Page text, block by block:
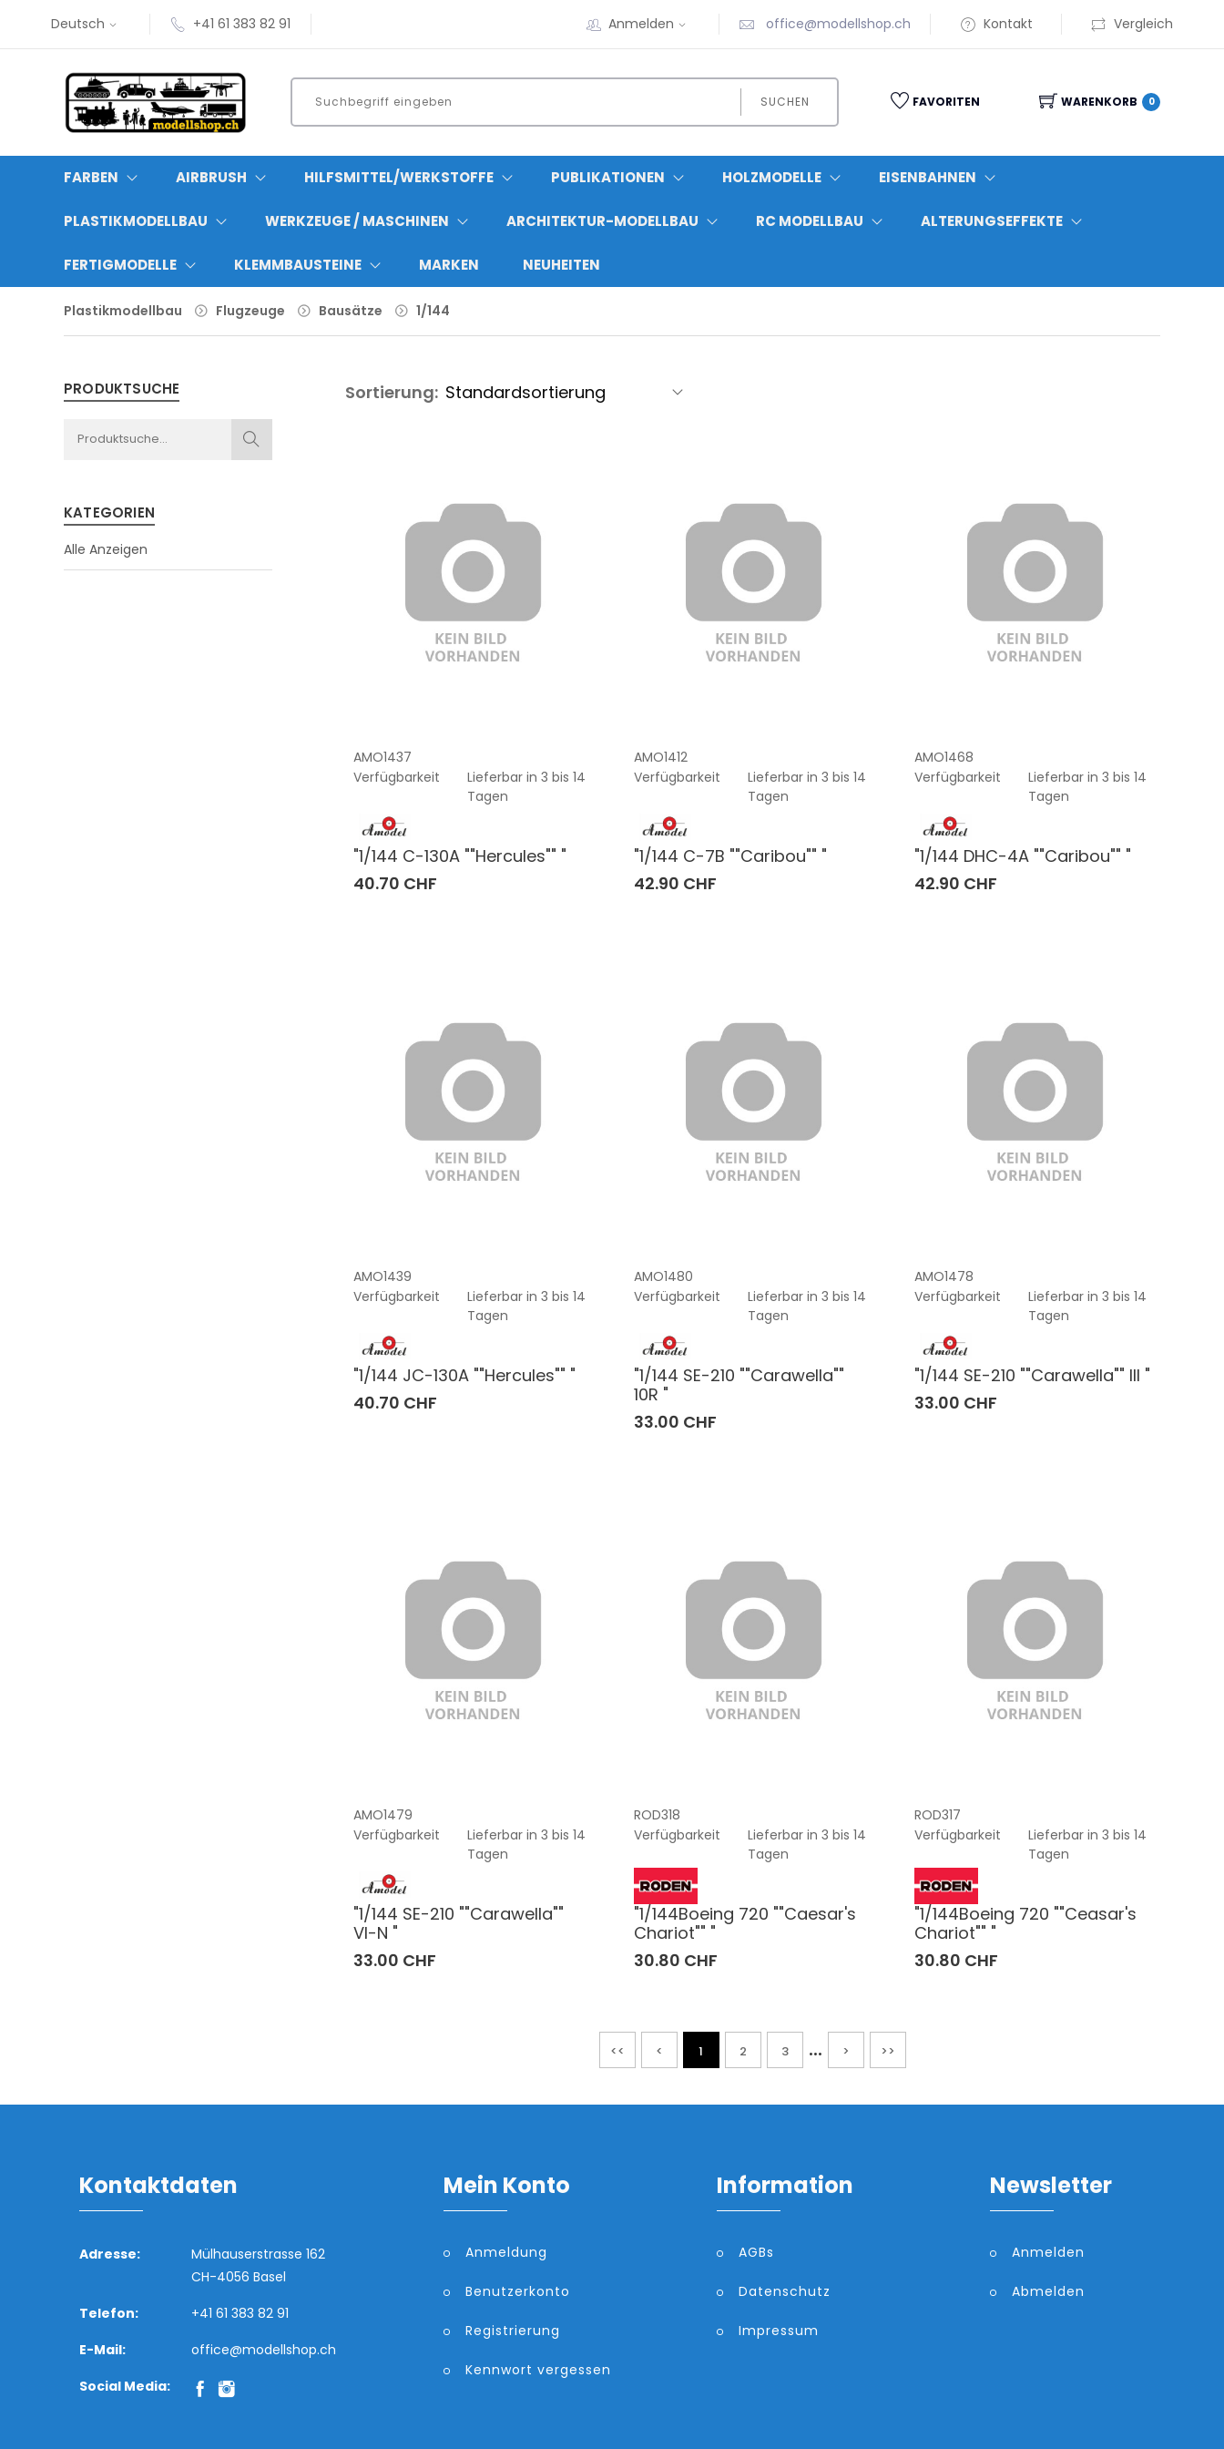
Deutsch +41 61 383 82 91 Anmelden office@modellshop.ch Kontakt Vergleich
SUCHEN FAVORITEN WARENKORB 0
FARBEN AIRBRUSH HILFSMITTEL/WERKSTOFFE PUBLIKATIONEN HOLZMODELLE EISENBAHNEN
PLASTIKMODELLBAU WERKZEUGE / MASCHINEN ARCHITEKTUR-MODELLBAU RC MODELLBAU ALTERUNGSEFFEKTE
FERTIGMODELLE KLEMMBAUSTEINE MARKEN NEUHEITEN
Plastikmodellbau Flugzeuge Bausätze 1/144
PRODUKTSUCHE
KATEGORIEN
Alle Anzeigen
Sortierung:
AMO1437
Verfügbarkeit
Lieferbar in 3 bis 14
Tagen
"1/144 C-130A ""Hercules"" "
40.70 CHF
AMO1412
Verfügbarkeit
Lieferbar in 3 bis 14
Tagen
"1/144 C-7B ""Caribou"" "
42.90 CHF
AMO1468
Verfügbarkeit
Lieferbar in 3 bis 14
Tagen
"1/144 DHC-4A ""Caribou"" "
42.90 CHF
AMO1439
Verfügbarkeit
Lieferbar in 3 bis 14
Tagen
"1/144 JC-130A ""Hercules"" "
40.70 CHF
AMO1480
Verfügbarkeit
Lieferbar in 3 bis 14
Tagen
"1/144 SE-210 ""Carawella""
10R "
33.00 CHF
AMO1478
Verfügbarkeit
Lieferbar in 3 bis 14
Tagen
"1/144 SE-210 ""Carawella"" III "
33.00 CHF
AMO1479
Verfügbarkeit
Lieferbar in 3 bis 14
Tagen
"1/144 SE-210 ""Carawella""
VI-N "
33.00 CHF
ROD318
Verfügbarkeit
Lieferbar in 3 bis 14
Tagen
"1/144Boeing 720 ""Caesar's
Chariot"" "
30.80 CHF
ROD317
Verfügbarkeit
Lieferbar in 3 bis 14
Tagen
"1/144Boeing 720 ""Ceasar's
Chariot"" "
30.80 CHF
<< < 1 2 3 ... > >>
Kontaktdaten
Adresse:
Mülhauserstrasse 162
CH-4056 Basel
Telefon:
+41 61 383 82 91
E-Mail:
office@modellshop.ch
Social Media:
Mein Konto
Anmeldung
Benutzerkonto
Registrierung
Kennwort vergessen
Information
AGBs
Datenschutz
Impressum
Newsletter
Anmelden
Abmelden